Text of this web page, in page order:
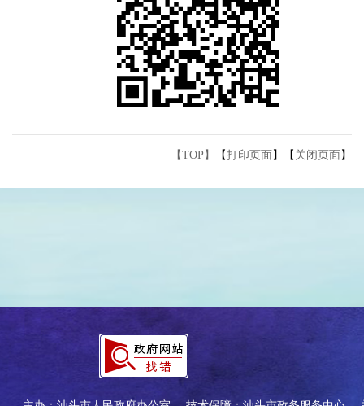
【TOP】 【打印页面 】【 关闭页面 】